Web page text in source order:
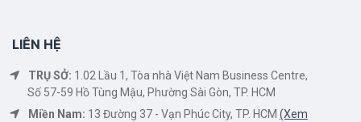
LIÊN HỆ
TRỤ SỞ: 1.02 Lầu 1, Tòa nhà Việt Nam Business Centre,
Số 57-59 Hồ Tùng Mậu, Phường Sài Gòn, TP. HCM
Miền Nam: 13 Đường 37 - Vạn Phúc City, TP. HCM (Xem